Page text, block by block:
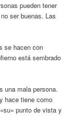
pueden tener
ser buenas. Las
se hacen con
está sembrado
una mala persona.
hace tiene como
punto de vista y